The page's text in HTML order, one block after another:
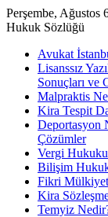
Perşembe, Ağustos
Hukuk Sözlüğü
Avukat
Lisanssız
Sonuçları ve
Malpraktis
Kira Tespit
Deportasyon
Çözümler
Vergi
Bilişim
Fikri
Kira
Temyiz